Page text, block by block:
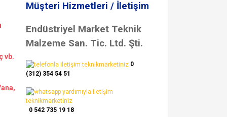
vb.
Müşteri Hizmetleri / İletişim
Endüstriyel Market Teknik
Malzeme San. Tic. Ltd. Şti.
0
(312) 354 54 51
0 542 735 19 18